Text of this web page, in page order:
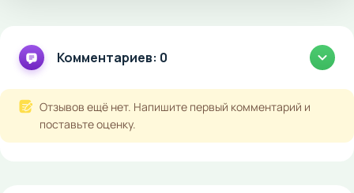
Комментариев: 0
Отзывов ещё нет. Напишите первый комментарий и
поставьте оценку.